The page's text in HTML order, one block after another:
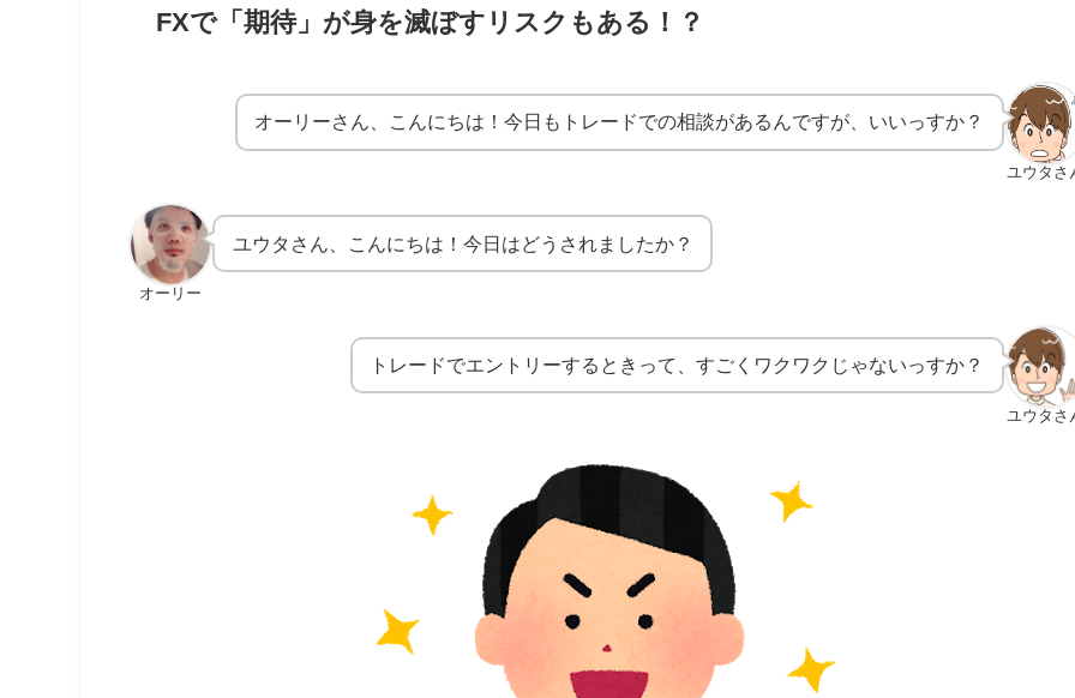
FXで「期待」が身を滅ぼすリスクもある！？
ユウタさ
オーリーさん、こんにちは！今日もトレードでの相談があるんですが、いいっすか？
オーリー
ユウタさん、こんにちは！今日はどうされましたか？
ユウタさ
トレードでエントリーするときって、すごくワクワクじゃないっすか？